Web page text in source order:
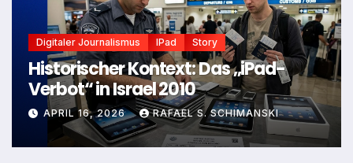
Digitaler Journalismus IPad Story
Historischer Kontext: Das „iPad-
Verbot“ in Israel 2010
APRIL 16, 2026 RAFAEL S. SCHIMANSKI